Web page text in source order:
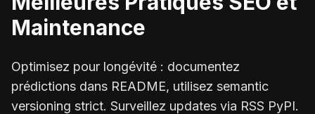
Maintenance
Optimisez pour longévité : documentez
prédictions dans README, utilisez semantic
versioning strict. Surveillez updates via RSS PyPI.